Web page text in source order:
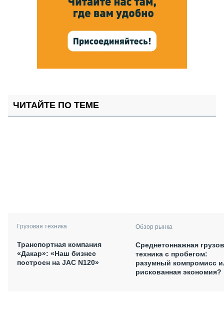
ЧИТАЙТЕ ПО ТЕМЕ
Грузовая техника
Транспортная компания
«Дакар»: «Наш бизнес
построен на JAC N120»
Обзор рынка
Среднетоннажная
техника с пробегом:
разумный компромисс
рискованная экономия?